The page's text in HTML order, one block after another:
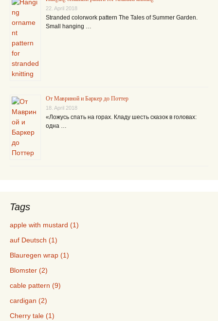
22. April 2018
Stranded colorwork pattern The Tales of Summer Garden.
Small hanging …
От Мавриной и Баркер до Поттер
18. April 2018
«Ложусь спать на горах. Кладу шесть сказок в головах:
одна …
Tags
apple with mustard (1)
auf Deutsch (1)
Blauregen wrap (1)
Blomster (2)
cable pattern (9)
cardigan (2)
Cherry tale (1)